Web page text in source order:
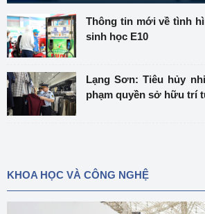
Thông tin mới về tình
sinh học E10
Lạng Sơn: Tiêu hủy
phạm quyền sở hữu trí
KHOA HỌC VÀ CÔNG NGHỆ